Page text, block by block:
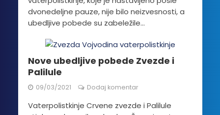
dvonedeljne pauze, nije bilo neizvesnosti, a
ubedljive pobede su zabeležile...
Nove ubedljive pobede Zvezde i
Palilule
09/03/2021 Dodaj komentar
Vaterpolistkinje Crvene zvezde i Palilule